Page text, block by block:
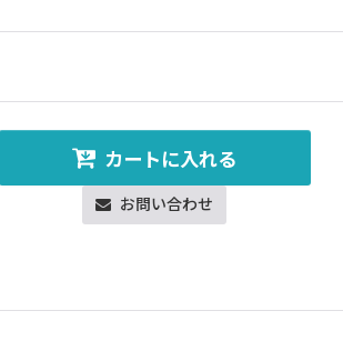
カートに入れる
お問い合わせ